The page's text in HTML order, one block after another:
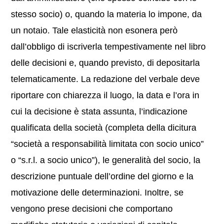
stesso socio) o, quando la materia lo impone, da
un notaio. Tale elasticità non esonera però
dall’obbligo di iscriverla tempestivamente nel libro
delle decisioni e, quando previsto, di depositarla
telematicamente. La redazione del verbale deve
riportare con chiarezza il luogo, la data e l’ora in
cui la decisione è stata assunta, l’indicazione
qualificata della società (completa della dicitura
“società a responsabilità limitata con socio unico”
o “s.r.l. a socio unico”), le generalità del socio, la
descrizione puntuale dell’ordine del giorno e la
motivazione delle determinazioni. Inoltre, se
vengono prese decisioni che comportano